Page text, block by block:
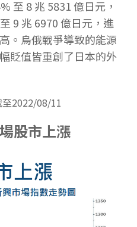
至 8 兆 5831 億日元，
9 兆 6970 億日元，進
。烏俄戰爭導致的能源
貶值皆重創了日本的外
2022/08/11
股市上漲